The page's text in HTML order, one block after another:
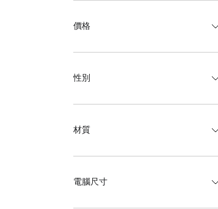
價格
性別
材質
電腦尺寸